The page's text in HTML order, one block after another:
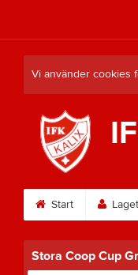
Vi använder cookies
Start Laget
Stora Coop Cup